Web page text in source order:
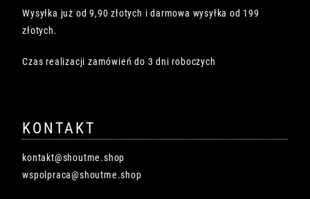
Wysyłka już od 9,90 złotych i darmowa wysyłka od 199
złotych.
Czas realizacji zamówień do 3 dni roboczych
KONTAKT
kontakt@shoutme.shop
wspolpraca@shoutme.shop